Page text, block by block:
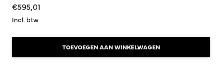
€595,01
Incl. btw
TOEVOEGEN AAN WINKELWAGEN